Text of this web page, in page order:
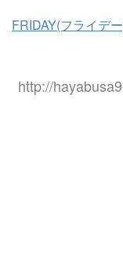
FRIDAY(フライデ
http://